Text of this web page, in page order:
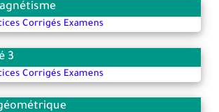
Corrigés Examens
3
Corrigés Examens